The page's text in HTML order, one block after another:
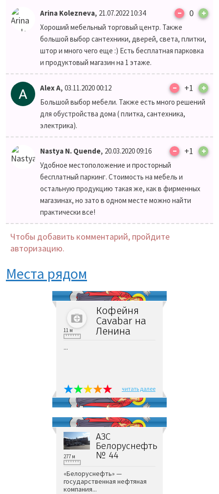
Arina Kolezneva, 21.07.2022 10:34 – 0 +
Хороший мебельный торговый центр. Также
большой выбор сантехники, дверей, света, плитки,
штор и много чего еще :) Есть бесплатная парковка
и продуктовый магазин на 1 этаже.
Alex A, 03.11.2020 00:12 – +1 +
Большой выбор мебели. Также есть много решений
для обустройства дома ( плитка, сантехника,
электрика).
Nastya N. Quende, 20.03.2020 09:16 – +1 +
Удобное местоположение и просторный
бесплатный паркинг. Стоимость на мебель и
остальную продукцию такая же, как в фирменных
магазинах, но зато в одном месте можно найти
практически все!
Чтобы добавить комментарий, пройдите
авторизацию.
Места рядом
Кофейня
Cavabar на
Ленина
11 м
...
читать далее
АЗС
Белоруснефть
№ 44
277 м
«Белоруснефть» —
государственная нефтяная
компания...